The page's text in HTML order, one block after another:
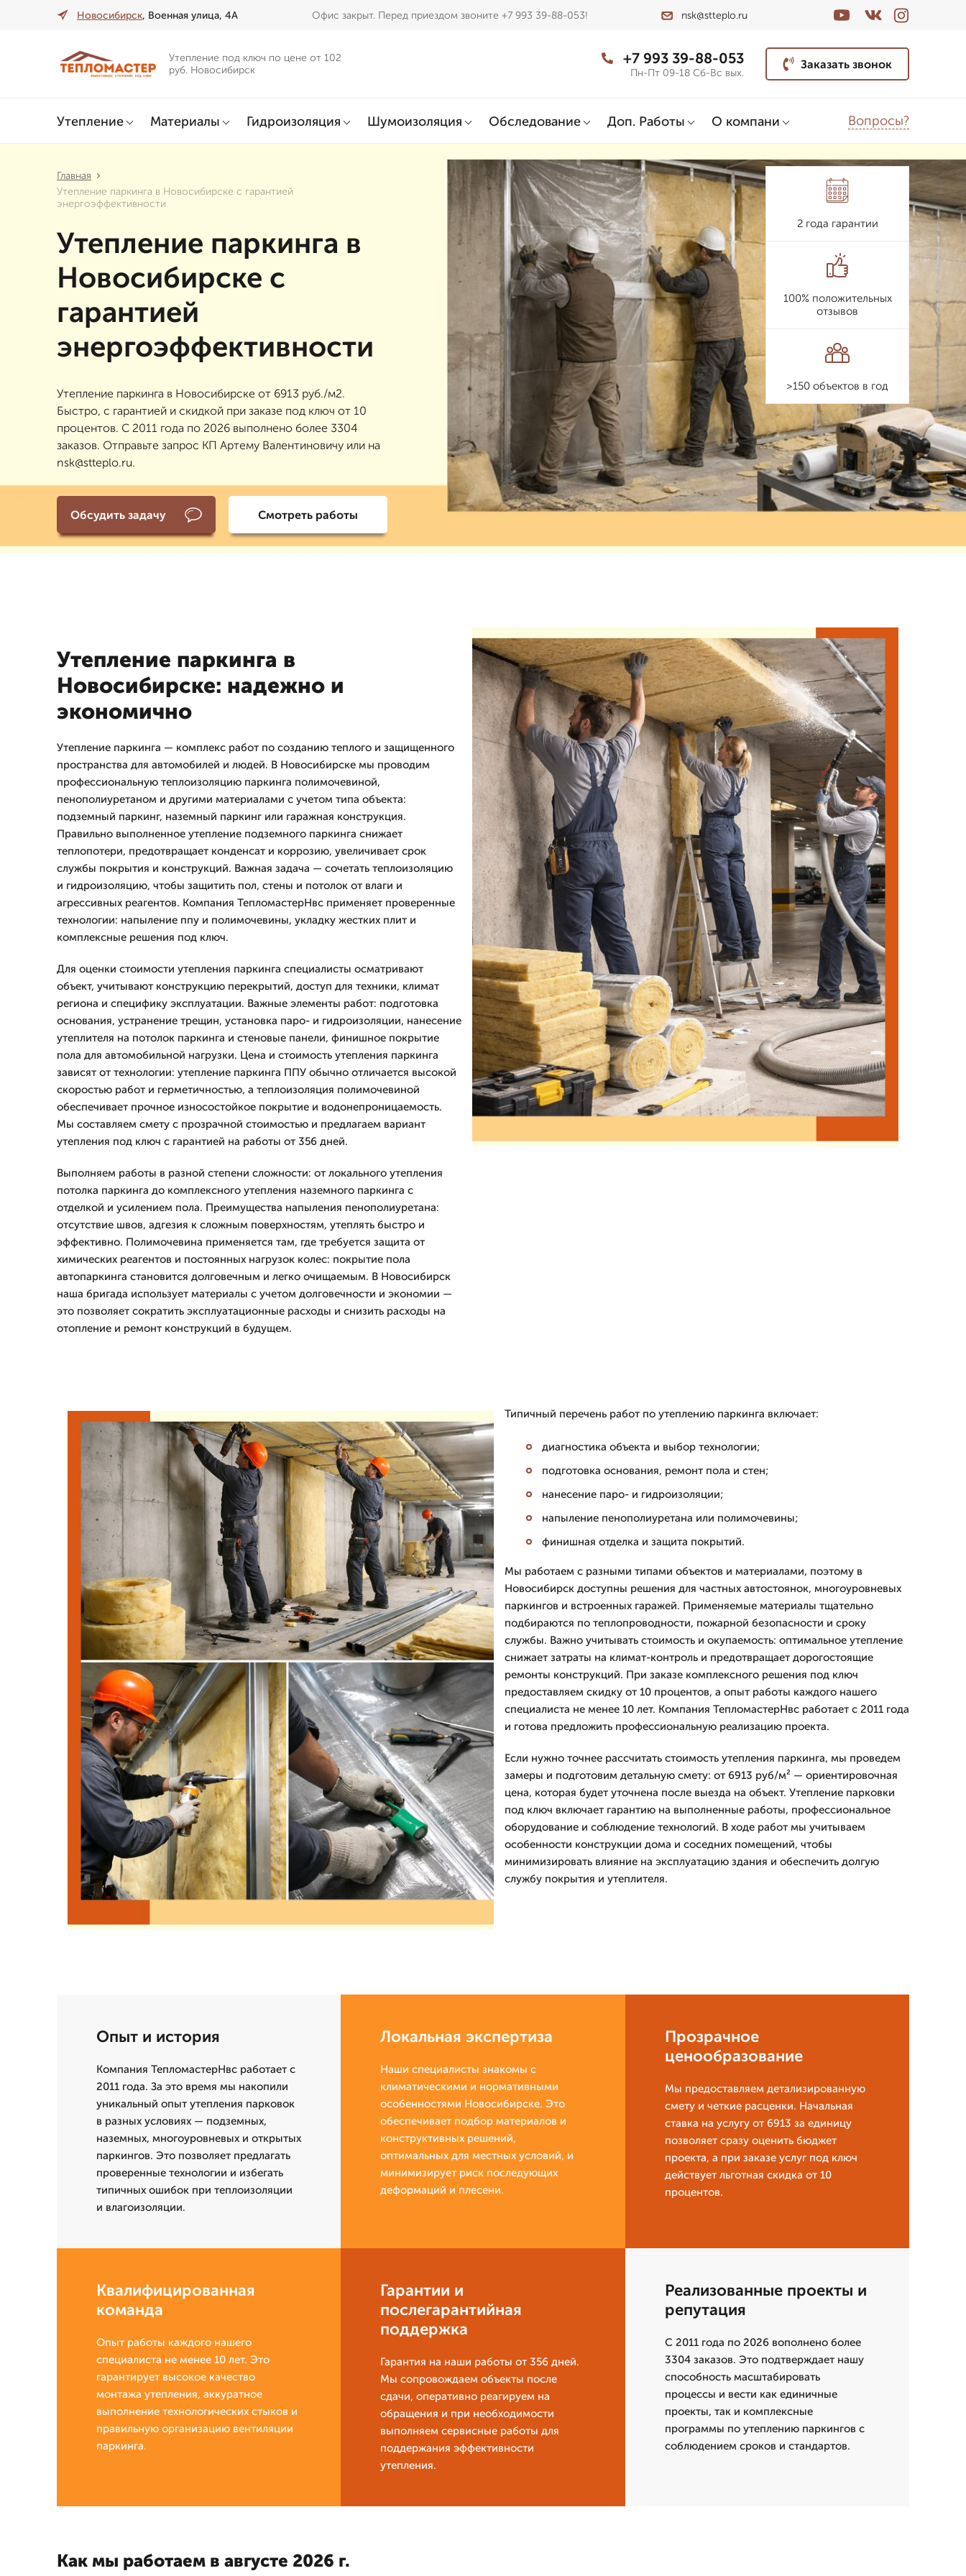
Новосибирск, Военная улица, 4А Офис закрыт. Перед приездом звоните +7 993 39-88-053! nsk@stteplo.ru
Утепление под ключ по цене от 102
руб. Новосибирск
+7 993 39-88-053
Пн-Пт 09-18 Сб-Вс вых.
Заказать звонок
Утепление Материалы Гидроизоляция Шумоизоляция Обследование Доп. Работы О компани Вопросы?
Главная
Утепление паркинга в Новосибирске с гарантией
энергоэффективности
Утепление паркинга в
Новосибирске с
гарантией
энергоэффективности
Утепление паркинга в Новосибирске от 6913 руб./м2.
Быстро, с гарантией и скидкой при заказе под ключ от 10
процентов. С 2011 года по 2026 выполнено более 3304
заказов. Отправьте запрос КП Артему Валентиновичу или на
nsk@stteplo.ru.
Обсудить задачу Смотреть работы
2 года гарантии
100% положительных
отзывов
>150 объектов в год
Утепление паркинга в
Новосибирске: надежно и
экономично
Утепление паркинга — комплекс работ по созданию теплого и защищенного
пространства для автомобилей и людей. В Новосибирске мы проводим
профессиональную теплоизоляцию паркинга полимочевиной,
пенополиуретаном и другими материалами с учетом типа объекта:
подземный паркинг, наземный паркинг или гаражная конструкция.
Правильно выполненное утепление подземного паркинга снижает
теплопотери, предотвращает конденсат и коррозию, увеличивает срок
службы покрытия и конструкций. Важная задача — сочетать теплоизоляцию
и гидроизоляцию, чтобы защитить пол, стены и потолок от влаги и
агрессивных реагентов. Компания ТепломастерНвс применяет проверенные
технологии: напыление ппу и полимочевины, укладку жестких плит и
комплексные решения под ключ.
Для оценки стоимости утепления паркинга специалисты осматривают
объект, учитывают конструкцию перекрытий, доступ для техники, климат
региона и специфику эксплуатации. Важные элементы работ: подготовка
основания, устранение трещин, установка паро- и гидроизоляции, нанесение
утеплителя на потолок паркинга и стеновые панели, финишное покрытие
пола для автомобильной нагрузки. Цена и стоимость утепления паркинга
зависят от технологии: утепление паркинга ППУ обычно отличается высокой
скоростью работ и герметичностью, а теплоизоляция полимочевиной
обеспечивает прочное износостойкое покрытие и водонепроницаемость.
Мы составляем смету с прозрачной стоимостью и предлагаем вариант
утепления под ключ с гарантией на работы от 356 дней.
Выполняем работы в разной степени сложности: от локального утепления
потолка паркинга до комплексного утепления наземного паркинга с
отделкой и усилением пола. Преимущества напыления пенополиуретана:
отсутствие швов, адгезия к сложным поверхностям, утеплять быстро и
эффективно. Полимочевина применяется там, где требуется защита от
химических реагентов и постоянных нагрузок колес: покрытие пола
автопаркинга становится долговечным и легко очищаемым. В Новосибирск
наша бригада использует материалы с учетом долговечности и экономии —
это позволяет сократить эксплуатационные расходы и снизить расходы на
отопление и ремонт конструкций в будущем.
Типичный перечень работ по утеплению паркинга включает:
диагностика объекта и выбор технологии;
подготовка основания, ремонт пола и стен;
нанесение паро- и гидроизоляции;
напыление пенополиуретана или полимочевины;
финишная отделка и защита покрытий.
Мы работаем с разными типами объектов и материалами, поэтому в
Новосибирск доступны решения для частных автостоянок, многоуровневых
паркингов и встроенных гаражей. Применяемые материалы тщательно
подбираются по теплопроводности, пожарной безопасности и сроку
службы. Важно учитывать стоимость и окупаемость: оптимальное утепление
снижает затраты на климат-контроль и предотвращает дорогостоящие
ремонты конструкций. При заказе комплексного решения под ключ
предоставляем скидку от 10 процентов, а опыт работы каждого нашего
специалиста не менее 10 лет. Компания ТепломастерНвс работает с 2011 года
и готова предложить профессиональную реализацию проекта.
Если нужно точнее рассчитать стоимость утепления паркинга, мы проведем
замеры и подготовим детальную смету: от 6913 руб/м² — ориентировочная
цена, которая будет уточнена после выезда на объект. Утепление парковки
под ключ включает гарантию на выполненные работы, профессиональное
оборудование и соблюдение технологий. В ходе работ мы учитываем
особенности конструкции дома и соседних помещений, чтобы
минимизировать влияние на эксплуатацию здания и обеспечить долгую
службу покрытия и утеплителя.
Опыт и история
Компания ТепломастерНвс работает с
2011 года. За это время мы накопили
уникальный опыт утепления парковок
в разных условиях — подземных,
наземных, многоуровневых и открытых
паркингов. Это позволяет предлагать
проверенные технологии и избегать
типичных ошибок при теплоизоляции
и влагоизоляции.
Локальная экспертиза
Наши специалисты знакомы с
климатическими и нормативными
особенностями Новосибирске. Это
обеспечивает подбор материалов и
конструктивных решений,
оптимальных для местных условий, и
минимизирует риск последующих
деформаций и плесени.
Прозрачное
ценообразование
Мы предоставляем детализированную
смету и четкие расценки. Начальная
ставка на услугу от 6913 за единицу
позволяет сразу оценить бюджет
проекта, а при заказе услуг под ключ
действует льготная скидка от 10
процентов.
Квалифицированная
команда
Опыт работы каждого нашего
специалиста не менее 10 лет. Это
гарантирует высокое качество
монтажа утепления, аккуратное
выполнение технологических стыков и
правильную организацию вентиляции
паркинга.
Гарантии и
послегарантийная
поддержка
Гарантия на наши работы от 356 дней.
Мы сопровождаем объекты после
сдачи, оперативно реагируем на
обращения и при необходимости
выполняем сервисные работы для
поддержания эффективности
утепления.
Реализованные проекты и
репутация
С 2011 года по 2026 вополнено более
3304 заказов. Это подтверждает нашу
способность масштабировать
процессы и вести как единичные
проекты, так и комплексные
программы по утеплению паркингов с
соблюдением сроков и стандартов.
Как мы работаем в августе 2026 г.